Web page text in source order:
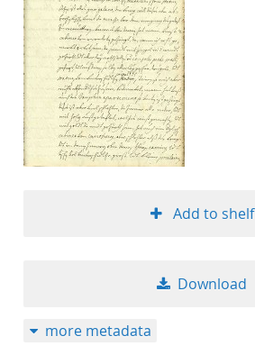
Add to shelf
Download
more metadata